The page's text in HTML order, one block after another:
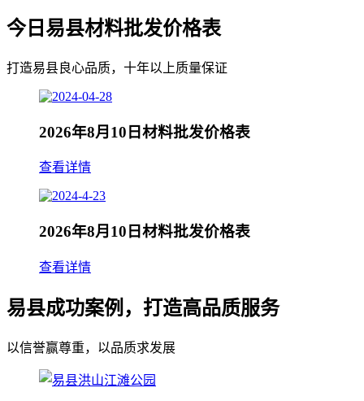
今日易县材料批发价格表
打造易县良心品质，十年以上质量保证
2026年8月10日材料批发价格表
查看详情
2026年8月10日材料批发价格表
查看详情
易县成功案例，打造高品质服务
以信誉赢尊重，以品质求发展